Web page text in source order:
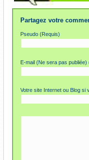
Partagez votre
Pseudo (Requis)
E-mail (Ne sera pas publiée)
Votre site Internet ou Blog si